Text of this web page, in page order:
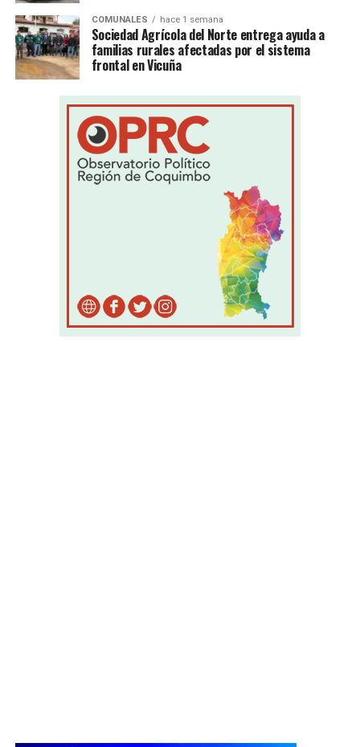
COMUNALES hace 1 semana
Sociedad Agrícola del Norte entrega ayuda a
familias rurales afectadas por el sistema
frontal en Vicuña